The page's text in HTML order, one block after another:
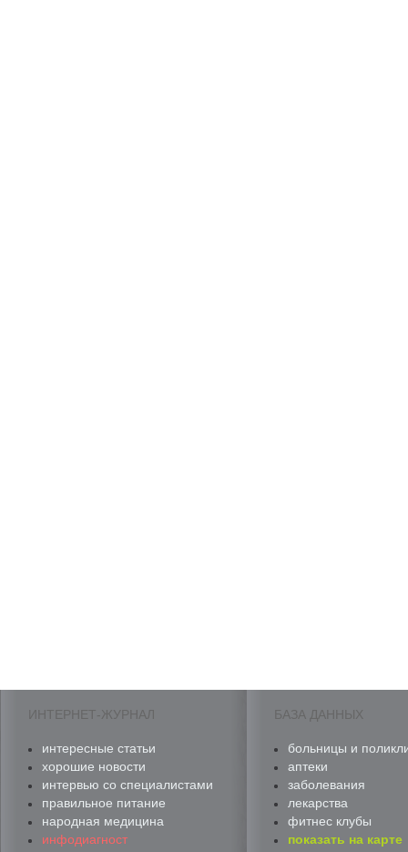
ИНТЕРНЕТ-ЖУРНАЛ
интересные статьи
хорошие новости
интервью со специалистами
правильное питание
народная медицина
инфодиагност
БАЗА ДАННЫХ
больницы и
аптеки
заболевания
лекарства
фитнес клубы
показать на карте